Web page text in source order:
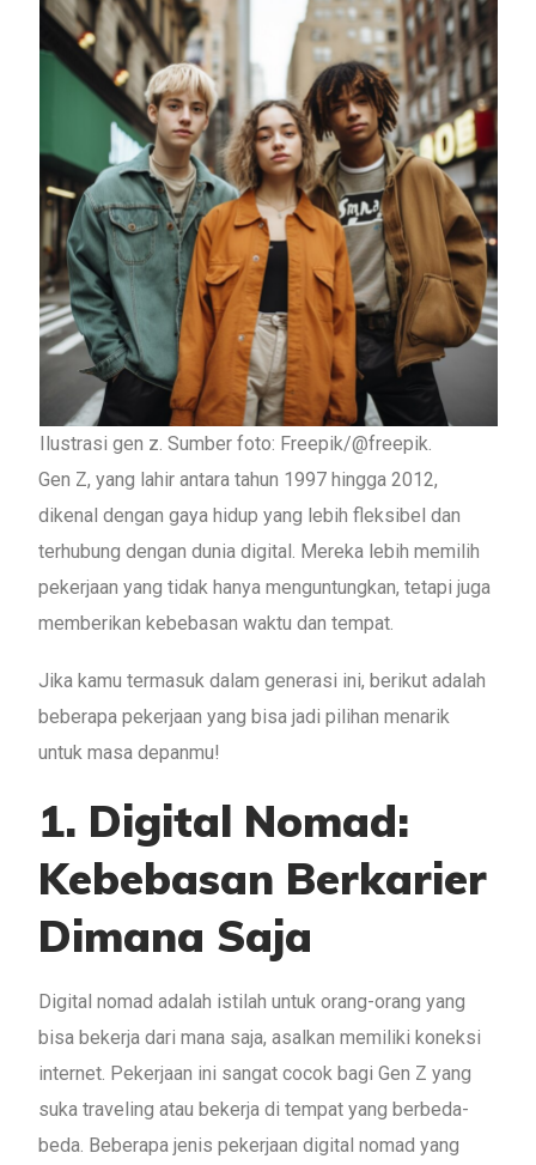
Ilustrasi gen z. Sumber foto: Freepik/@freepik.
Gen Z, yang lahir antara tahun 1997 hingga 2012,
dikenal dengan gaya hidup yang lebih fleksibel dan
terhubung dengan dunia digital. Mereka lebih memilih
pekerjaan yang tidak hanya menguntungkan, tetapi juga
memberikan kebebasan waktu dan tempat.
Jika kamu termasuk dalam generasi ini, berikut adalah
beberapa pekerjaan yang bisa jadi pilihan menarik
untuk masa depanmu!
1. Digital Nomad:
Kebebasan Berkarier
Dimana Saja
Digital nomad adalah istilah untuk orang-orang yang
bisa bekerja dari mana saja, asalkan memiliki koneksi
internet. Pekerjaan ini sangat cocok bagi Gen Z yang
suka traveling atau bekerja di tempat yang berbeda-
beda. Beberapa jenis pekerjaan digital nomad yang